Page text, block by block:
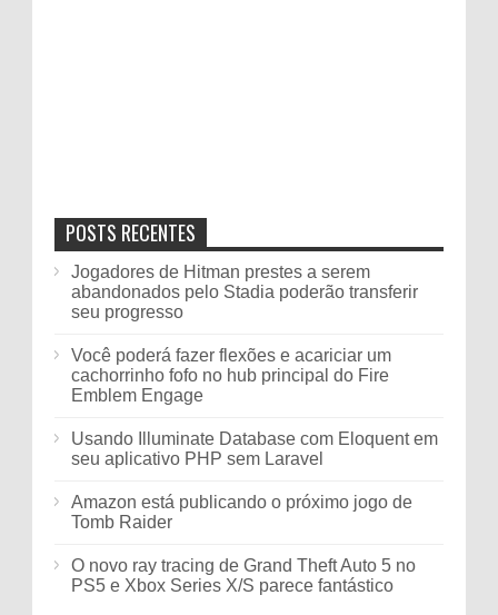
POSTS RECENTES
Jogadores de Hitman prestes a serem
abandonados pelo Stadia poderão transferir
seu progresso
Você poderá fazer flexões e acariciar um
cachorrinho fofo no hub principal do Fire
Emblem Engage
Usando Illuminate Database com Eloquent em
seu aplicativo PHP sem Laravel
Amazon está publicando o próximo jogo de
Tomb Raider
O novo ray tracing de Grand Theft Auto 5 no
PS5 e Xbox Series X/S parece fantástico